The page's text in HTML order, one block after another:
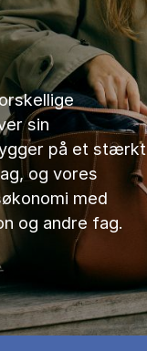
sin
på et stærkt
og vores
med
og andre fag.